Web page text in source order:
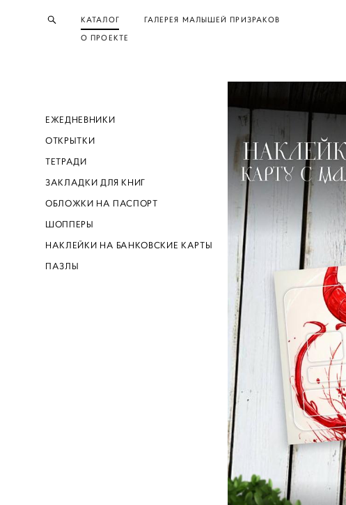
КАТАЛОГ
ГАЛЕРЕЯ МАЛЫШЕЙ ПРИЗРАКОВ
О ПРОЕКТЕ
ЕЖЕДНЕВНИКИ
ОТКРЫТКИ
ТЕТРАДИ
ЗАКЛАДКИ ДЛЯ КНИГ
ОБЛОЖКИ НА ПАСПОРТ
ШОППЕРЫ
НАКЛЕЙКИ НА БАНКОВСКИЕ КАРТЫ
ПАЗЛЫ